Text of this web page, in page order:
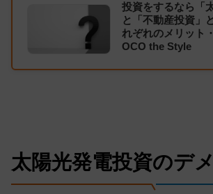
投資をするなら「
と「不動産投資」
れぞれのメリット
OCO the Style
太陽光発電投資のデ